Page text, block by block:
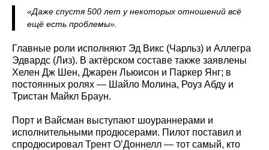
«Даже спустя 500 лет у некоторых отношений всё
ещё есть проблемы».
Главные роли исполняют Эд Викс (Чарльз) и Аллегра
Эдвардс (Лиз). В актёрском составе также заявлены
Хелен Дж Шен, Джарен Льюисон и Паркер Янг; в
постоянных ролях — Шайло Молина, Роуз Абду и
Тристан Майкл Браун.
Порт и Вайсман выступают шоураннерами и
исполнительными продюсерами. Пилот поставил и
спродюсировал Трент О’Доннелл — тот самый, кто